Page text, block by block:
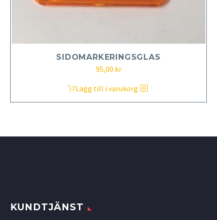
SIDOMARKERINGSGLAS
95,00 kr
Lägg till i varukorg
KUNDTJÄNST